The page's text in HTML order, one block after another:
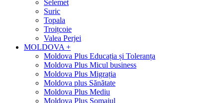
Selemet
Suric
Topala
Troițcoie
Valea Perjei
MOLDOVA +
Moldova Plus Educația și Toleranța
Moldova Plus Micul business
Moldova Plus Migrația
Moldova plus Sănătate
Moldova Plus Mediu
Moldova Plus Șomajul